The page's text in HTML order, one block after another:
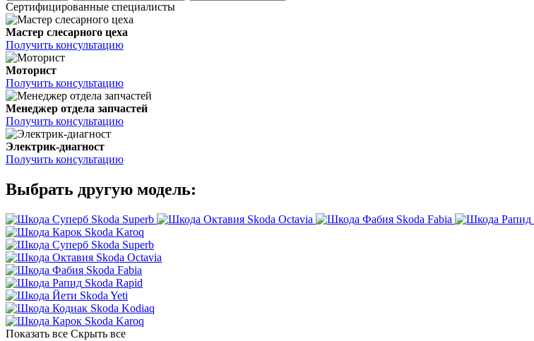
Сертифицированные специалисты
Мастер слесарного цеха
Получить консультацию
Моторист
Получить консультацию
Менеджер отдела запчастей
Получить консультацию
Электрик-диагност
Получить консультацию
Выбрать другую модель:
Skoda Superb Skoda Octavia Skoda Fabia
Skoda Karoq
Skoda Superb
Skoda Octavia
Skoda Fabia
Skoda Rapid
Skoda Yeti
Skoda Kodiaq
Skoda Karoq
Показать все Скрыть все